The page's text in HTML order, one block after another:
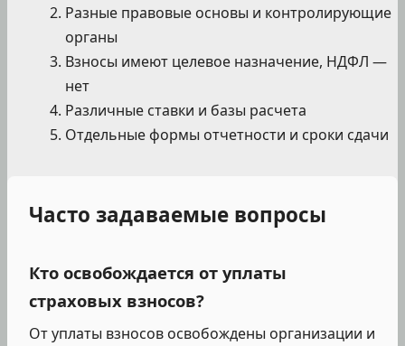
Разные правовые основы и контролирующие
органы
Взносы имеют целевое назначение, НДФЛ —
нет
Различные ставки и базы расчета
Отдельные формы отчетности и сроки сдачи
Часто задаваемые вопросы
Кто освобождается от уплаты
страховых взносов?
От уплаты взносов освобождены организации и